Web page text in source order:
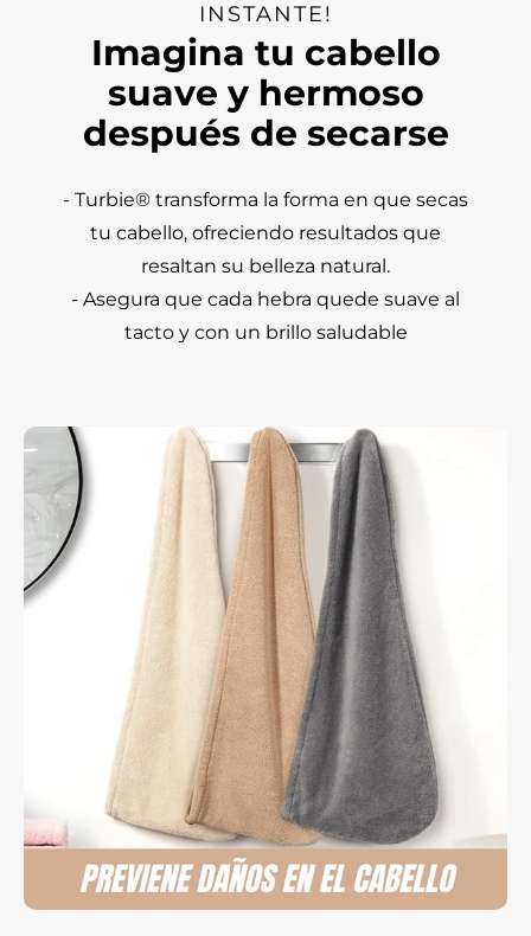
INSTANTE!
Imagina tu cabello
suave y hermoso
después de secarse
- Turbie® transforma la forma en que secas
tu cabello, ofreciendo resultados que
resaltan su belleza natural.
- Asegura que cada hebra quede suave al
tacto y con un brillo saludable